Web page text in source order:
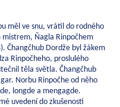
měl ve snu, vrátil do rodného
mistrem, Ňagla Rinpočhem
Čhangčhub Dordže byl žákem
Rinpočheho, proslulého
těla světla. Čhangčhub
Norbu Rinpočhe od něho
longde a mengagde.
uvedení do zkušenosti